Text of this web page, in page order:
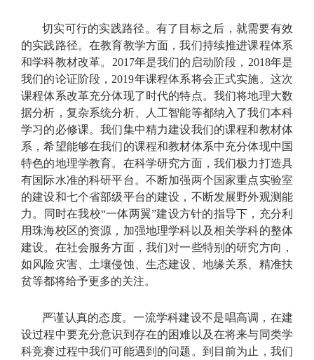
切实可行的实践路径。有了目标之后，就需要有效
的实践路径。在教育教学方面，我们持续推进课程体系
和学科教材改革。2017年是我们的启动阶段，2018年是
我们的论证阶段，2019年课程体系将会正式实施。这次
课程体系改革充分体现了时代的特点。我们将地理大数
据分析，复杂系统分析、人工智能等都纳入了我们本科
学习的必修课。我们集中精力建设我们的课程和教材体
系，希望能够在我们的课程和教材体系中充分体现中国
特色的地理学教育。在科学研究方面，我们极力打造具
有国际水准的科研平台。不断加强两个国家重点实验室
的建设和七个省部级平台的建设，不断发展野外观测能
力。同时在我校“一体两翼”建设方针的指导下，充分利
用珠海校区的资源，加强地理学科以及相关学科的整体
建设。在社会服务方面，我们对一些特别的研究方向，
如风险灾害、土壤侵蚀、生态建设、地缘关系、精准扶
贫等都将给予更多的关注。
严谨认真的态度。一流学科建设不是唱高调，在建
设过程中要充分意识到存在的困难以及在将来与同类学
科竞赛过程中我们可能遇到的问题。到目前为止，我们